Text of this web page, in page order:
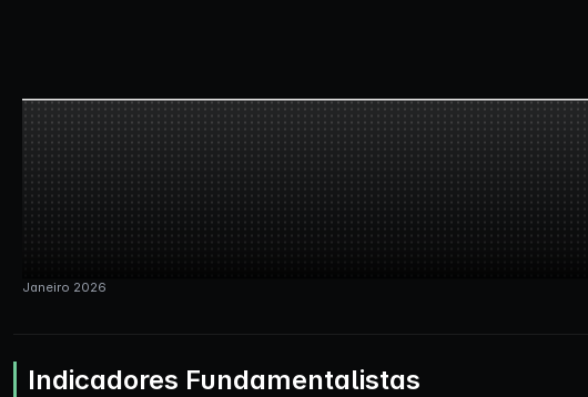
Indicadores Fundamentalistas